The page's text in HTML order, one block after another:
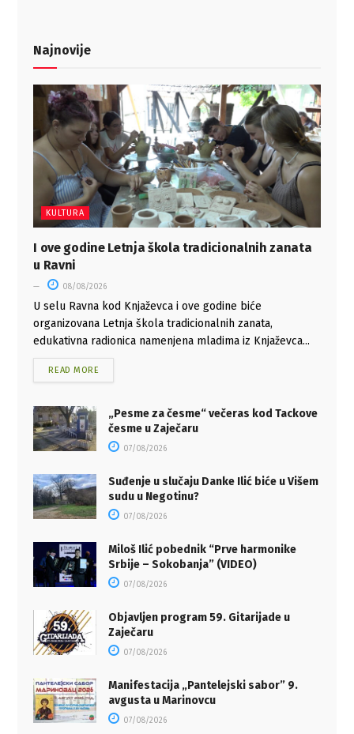
Najnovije
KULTURA
I ove godine Letnja škola tradicionalnih zanata
u Ravni
08/08/2026
U selu Ravna kod Knjaževca i ove godine biće
organizovana Letnja škola tradicionalnih zanata,
edukativna radionica namenjena mladima iz Knjaževca...
READ MORE
„Pesme za česme“ večeras kod Tackove
česme u Zaječaru
07/08/2026
Suđenje u slučaju Danke Ilić biće u Višem
sudu u Negotinu?
07/08/2026
Miloš Ilić pobednik “Prve harmonike
Srbije – Sokobanja” (VIDEO)
07/08/2026
Objavljen program 59. Gitarijade u
Zaječaru
07/08/2026
Manifestacija „Pantelejski sabor” 9.
avgusta u Marinovcu
07/08/2026